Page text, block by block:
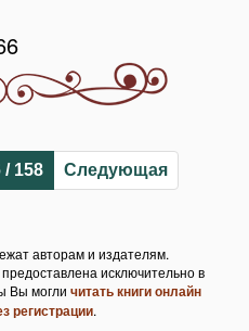
/ 158 Следующая
авторам и издателям.
исключительно в
Вы могли читать книги онлайн
регистрации.